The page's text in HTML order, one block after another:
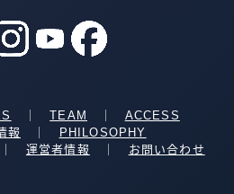
｜TEAM
ACCESS
報
PHILOSOPHY
運営者情報 お問い合わせ